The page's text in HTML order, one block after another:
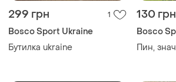
299 грн 1
Bosco Sport Ukraine
Бутилка ukraine
130 грн
Bosco
Пин,